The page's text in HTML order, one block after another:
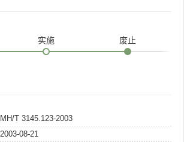
实施 废止
MH/T 3145.123-2003
2003-08-21